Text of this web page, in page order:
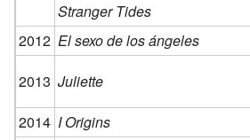
Stranger Tides
2012 El sexo de los ángeles
2013 Juliette
2014 I Origins